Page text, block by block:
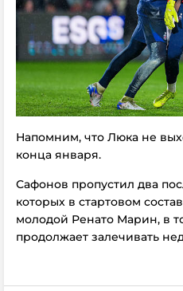
Напомним, что Люка не
конца января.
Сафонов пропустил два
которых в стартовом
молодой Ренато Марин, в
продолжает залечивать